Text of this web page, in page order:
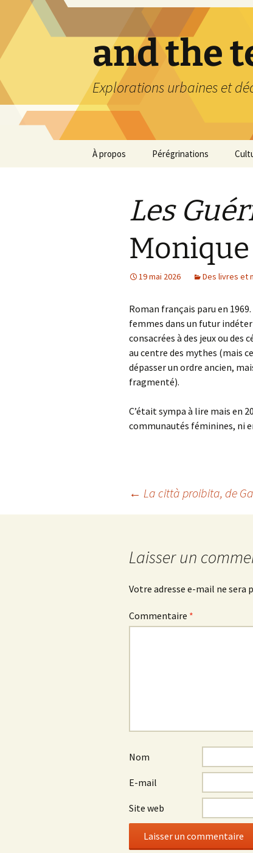
contenu
and the
Explorations urbaines et
À propos Pérégrinations
Les
19 mai 2026 Des livres et
Roman français paru en
femmes dans un futur
consacrées à des jeux ou
au centre des mythes (mais
dépasser un ordre ancien,
fragmenté).
C’était sympa à lire mais en
communautés féminines, ni
Navigation
← La città proibita, de
Laisser un
Votre adresse e-mail ne sera
Commentaire *
Nom
E-mail
Site web